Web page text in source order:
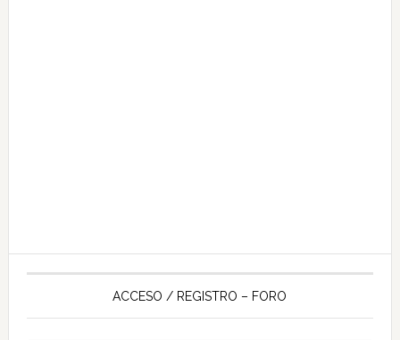
ACCESO / REGISTRO – FORO